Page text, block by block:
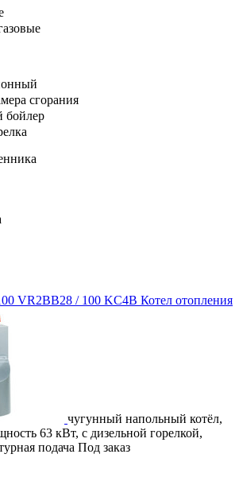
сгорания
бойлер
VR2BB28 / 100 KC4B Котел отопления
чугунный напольный котёл,
63 кВт, с дизельной горелкой,
подача Под заказ